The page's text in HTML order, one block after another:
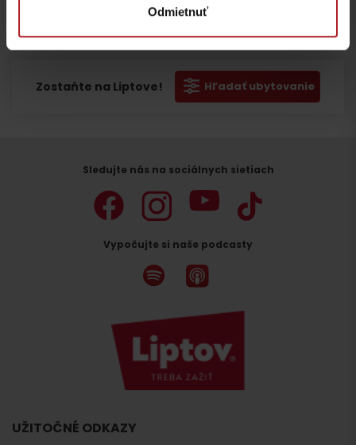
Odmietnuť
Zostaňte na Liptove! Hľadať ubytovanie
Sledujte nás na sociálnych sietiach
Vypočujte si naše podcasty
UŽITOČNÉ ODKAZY